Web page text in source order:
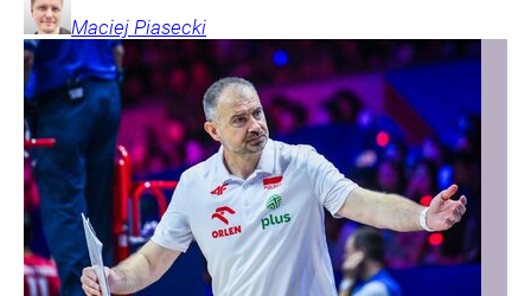
Maciej Piasecki